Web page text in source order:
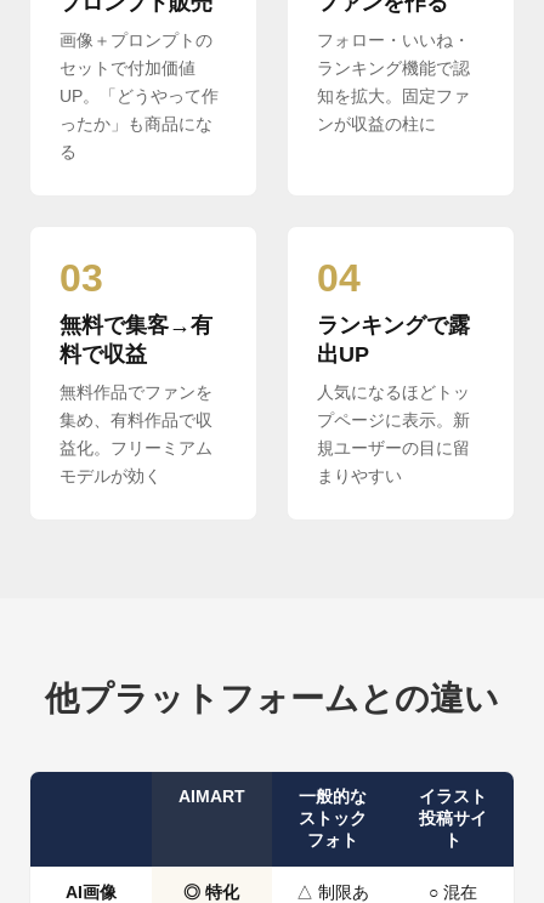
画像＋プロンプトの
セットで付加価値
UP。「どうやって作
ったか」も商品にな
る
フォロー・いいね・
ランキング機能で認
知を拡大。固定ファ
ンが収益の柱に
03
無料で集客→有
料で収益
無料作品でファンを
集め、有料作品で収
益化。フリーミアム
モデルが効く
04
ランキングで露
出UP
人気になるほどトッ
プページに表示。新
規ユーザーの目に留
まりやすい
他プラットフォームとの違い
AIMART
一般的な
ストック
フォト
イラスト
投稿サイ
ト
AI画像 ◎ 特化
△ 制限あ
○ 混在